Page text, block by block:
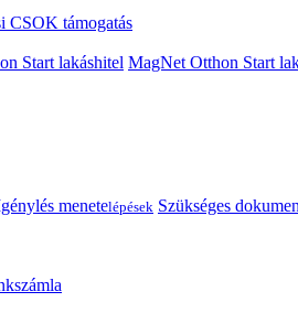
CSOK támogatás
Start lakáshitel MagNet Otthon Start
menetelépések Szükséges